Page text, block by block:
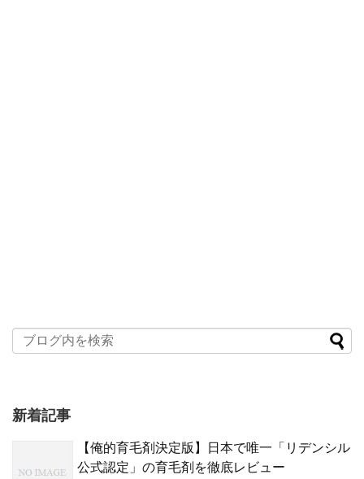
新着記事
【俺的育毛剤決定版】日本で唯一「リデンシル
公式認定」の育毛剤を徹底レビュー